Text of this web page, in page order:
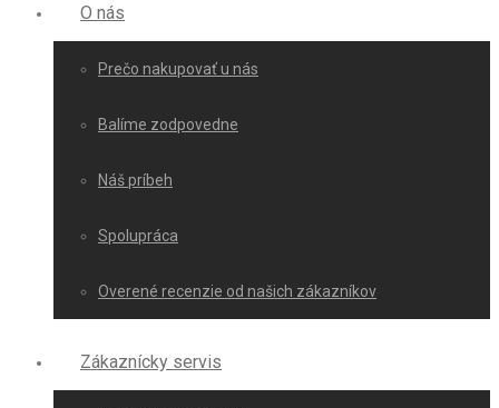
O nás
Prečo nakupovať u nás
Balíme zodpovedne
Náš príbeh
Spolupráca
Overené recenzie od našich zákazníkov
Zákaznícky servis